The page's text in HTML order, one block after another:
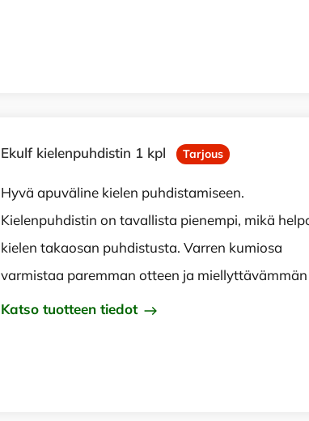
Ekulf kielenpuhdistin 1 kpl Tarjous
Hyvä apuväline kielen puhdistamiseen.
Kielenpuhdistin on tavallista pienempi, mikä
kielen takaosan puhdistusta. Varren kumiosa
varmistaa paremman otteen ja
Katso tuotteen tiedot